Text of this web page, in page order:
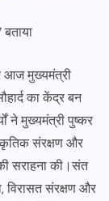
आज मुख्यमंत्री
का केंद्र बन
ने मुख्यमंत्री पुष्कर
संरक्षण और
सराहना की।संत
विरासत संरक्षण और